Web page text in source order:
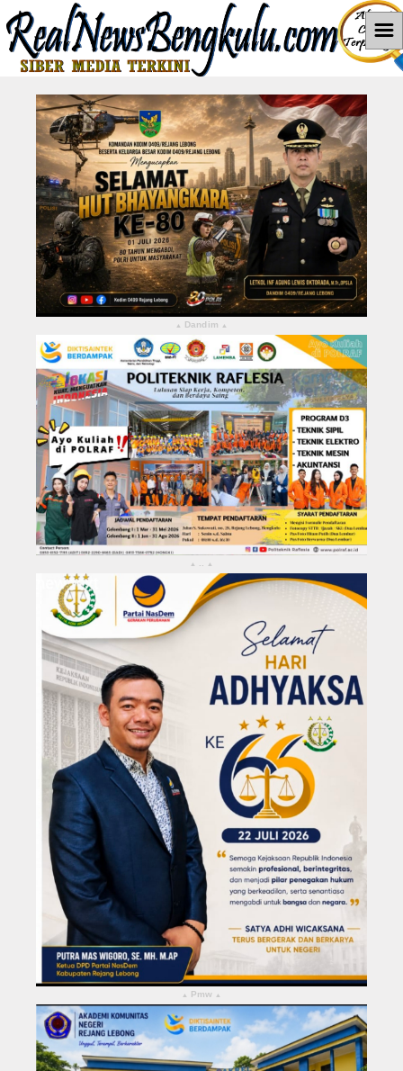
Home
News
Hukum dan Kriminal
Politik
Pendidikan
Pemerintahan
Berita Utama
LEBONG
KABUPATEN KEPAHIANG
KABUPATEN REJANG LEBONG
Kota Bengkulu
☰
▴ Dandim ▴
▴ ▴
▴ Pmw ▴